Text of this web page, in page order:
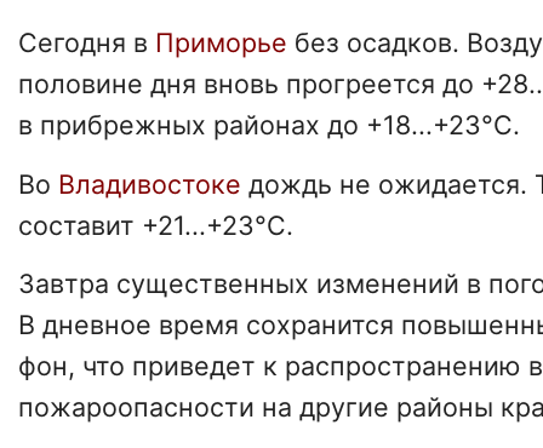
Сегодня в Приморье без осадков.
половине дня вновь прогреется до
в прибрежных районах до +18...+23°С.
Во Владивостоке дождь не ожидается.
составит +21...+23°С.
Завтра существенных изменений в
В дневное время сохранится
фон, что приведет к распространению
пожароопасности на другие районы